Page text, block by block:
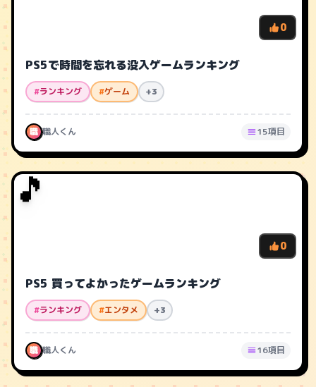
0
PS5で時間を忘れる没入ゲームランキング
#ランキング #ゲーム +3
職 職人くん 15項目
🎵
0
PS5 買ってよかったゲームランキング
#ランキング #エンタメ +3
職 職人くん 16項目